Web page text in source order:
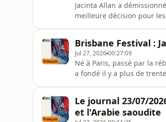
Jacinta Allan a
meilleure décision pour
Brisbane Festival :
Jul 27, 202600:27:09
Né à Paris, passé par la
a fondé il y a plus de
où le public est à q
Le journal 23/07/
et l'Arabie saoudite